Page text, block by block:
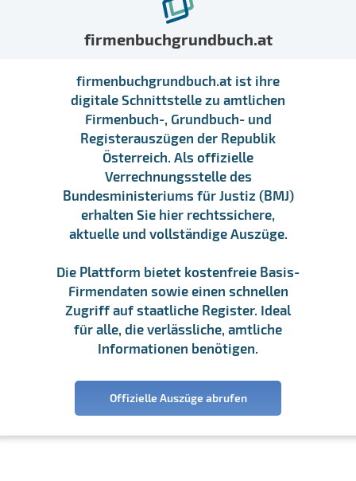
firmenbuchgrundbuch.at
firmenbuchgrundbuch.at ist ihre
digitale Schnittstelle zu amtlichen
Firmenbuch-, Grundbuch- und
Registerauszügen der Republik
Österreich. Als offizielle
Verrechnungsstelle des
Bundesministeriums für Justiz (BMJ)
erhalten Sie hier rechtssichere,
aktuelle und vollständige Auszüge.
Die Plattform bietet kostenfreie Basis-
Firmendaten sowie einen schnellen
Zugriff auf staatliche Register. Ideal
für alle, die verlässliche, amtliche
Informationen benötigen.
Offizielle Auszüge abrufen